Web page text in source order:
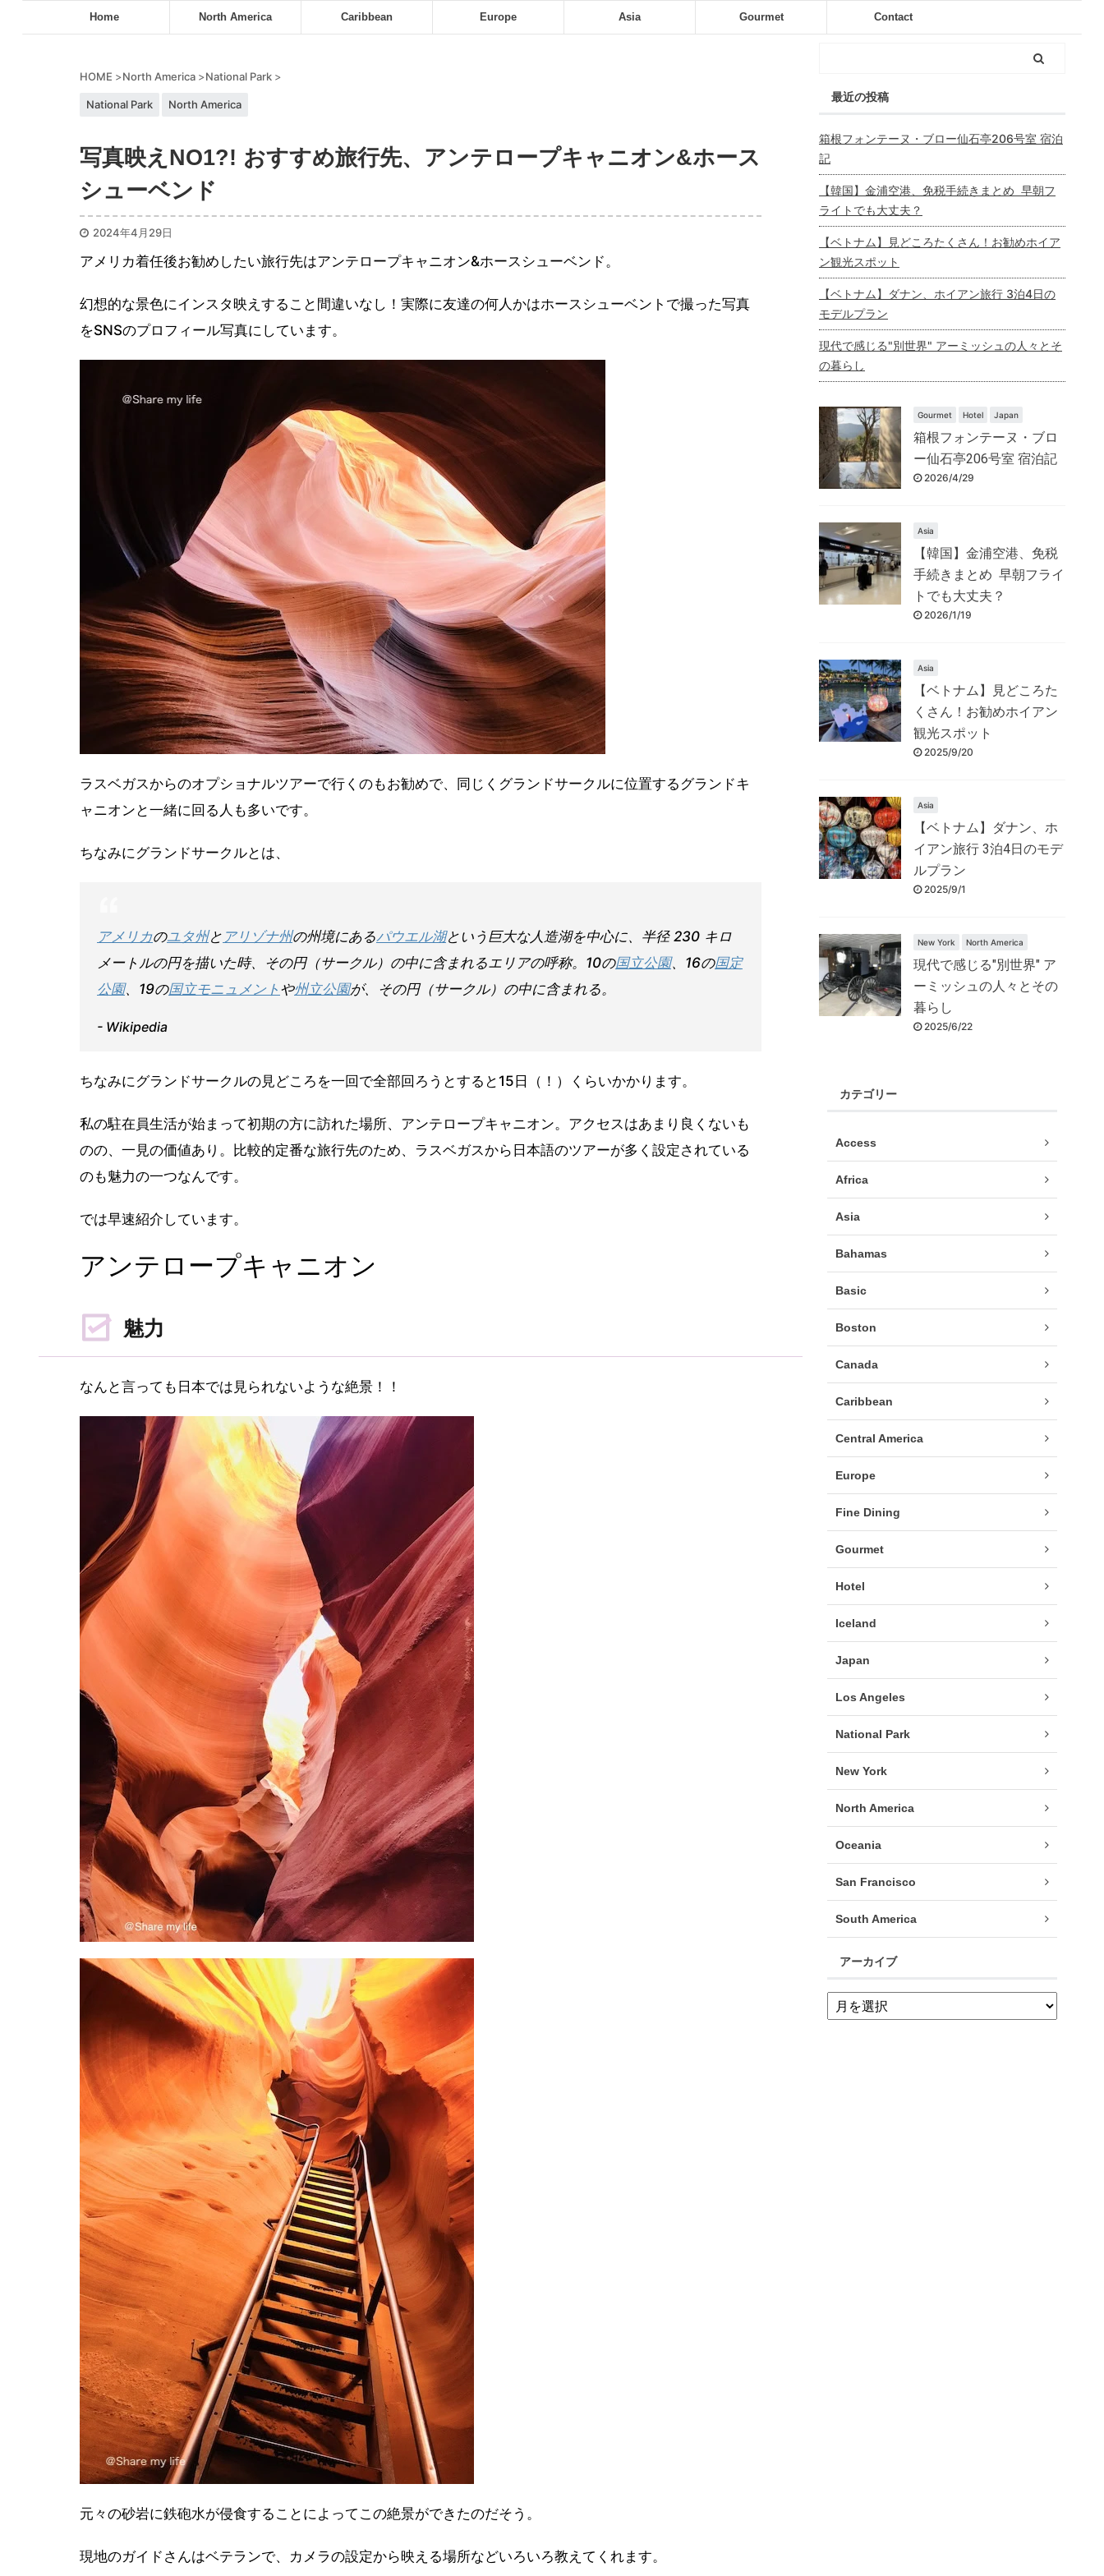
Home North America Caribbean Europe Asia Gourmet Contact
HOME >North America >National Park >
National Park North America
写真映えNO1?! おすすめ旅行先、アンテロープキャニオン&ホース
シューベンド
2024年4月29日
アメリカ着任後お勧めしたい旅行先はアンテロープキャニオン&ホースシューベンド。
幻想的な景色にインスタ映えすること間違いなし！実際に友達の何人かはホースシューベントで撮った写真
をSNSのプロフィール写真にしています。
ラスベガスからのオプショナルツアーで行くのもお勧めで、同じくグランドサークルに位置するグランドキ
ャニオンと一緒に回る人も多いです。
ちなみにグランドサークルとは、
アメリカのユタ州と アリゾナ州の州境にあるパウエル湖という巨大な人造湖を中心に、半径 230 キロ
メートルの円を描いた時、その円（サークル）の中に含まれるエリアの呼称。10の国立公園、16の国定
公園、19の国立モニュメント や州立公園が、その円（サークル）の中に含まれる。
- Wikipedia
ちなみにグランドサークルの見どころを一回で全部回ろうとすると15日（！）くらいかかります。
私の駐在員生活が始まって初期の方に訪れた場所、アンテロープキャニオン。アクセスはあまり良くないも
のの、一見の価値あり。比較的定番な旅行先のため、ラスベガスから日本語のツアーが多く設定されている
のも魅力の一つなんです。
では早速紹介しています。
アンテロープキャニオン
魅力
なんと言っても日本では見られないような絶景！！
元々の砂岩に鉄砲水が侵食することによってこの絶景ができたのだそう。
現地のガイドさんはベテランで、カメラの設定から映える場所などいろいろ教えてくれます。
最近の投稿
箱根フォンテーヌ・ブロー仙石亭206号室 宿泊
記
【韓国】金浦空港、免税手続きまとめ 早朝フ
ライトでも大丈夫？
【ベトナム】見どころたくさん！お勧めホイア
ン観光スポット
【ベトナム】ダナン、ホイアン旅行 3泊4日の
モデルプラン
現代で感じる"別世界" アーミッシュの人々とそ
の暮らし
Gourmet Hotel Japan
箱根フォンテーヌ・ブロ
ー仙石亭206号室 宿泊記
2026/4/29
Asia
【韓国】金浦空港、免税
手続きまとめ 早朝フライ
トでも大丈夫？
2026/1/19
Asia
【ベトナム】見どころた
くさん！お勧めホイアン
観光スポット
2025/9/20
Asia
【ベトナム】ダナン、ホ
イアン旅行 3泊4日のモデ
ルプラン
2025/9/1
New York North America
現代で感じる"別世界" ア
ーミッシュの人々とその
暮らし
2025/6/22
カテゴリー
Access
Africa
Asia
Bahamas
Basic
Boston
Canada
Caribbean
Central America
Europe
Fine Dining
Gourmet
Hotel
Iceland
Japan
Los Angeles
National Park
New York
North America
Oceania
San Francisco
South America
アーカイブ